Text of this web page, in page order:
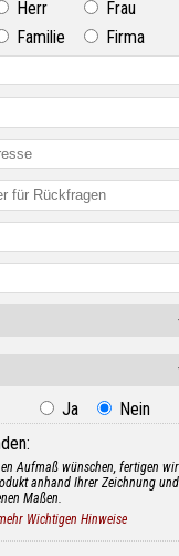
Herr
Frau
Familie
Firma
Ja
Nein
Aufmaß wünschen, fertigen wir
anhand Ihrer Zeichnung und
Maßen.
Wichtigen Hinweise